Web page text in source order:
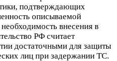
подтверждающих
описываемой
внесения в
РФ считает
достаточными для защиты
лиц при задержании ТС.